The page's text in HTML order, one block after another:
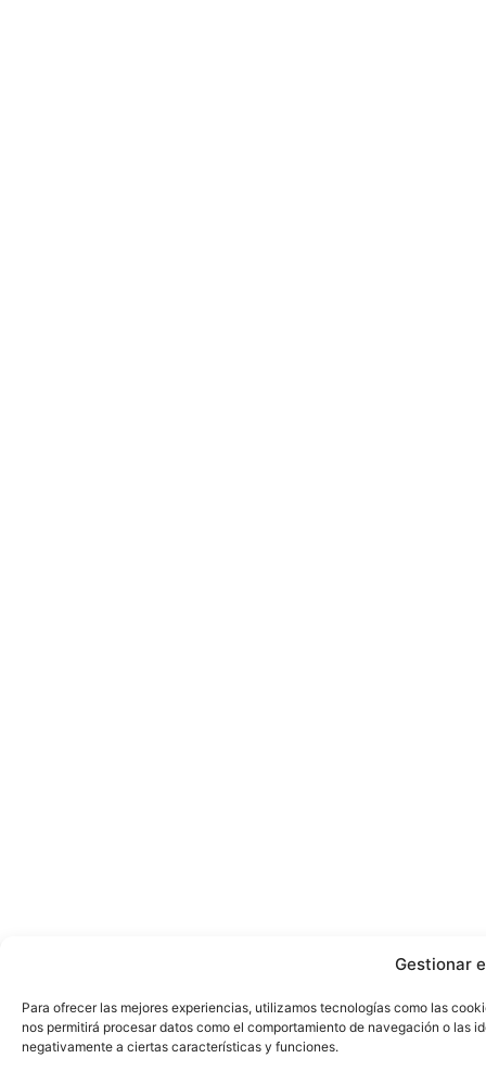
Gestionar
Para ofrecer las mejores experiencias, utilizamos tecnologías como las
nos permitirá procesar datos como el comportamiento de navegación o
negativamente a ciertas características y funciones.